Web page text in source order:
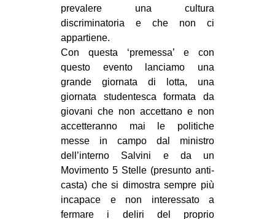
ARTE
MANIFESTI
RECENSIONI
INTERNAZIONALE
AFRICA
ESTREMO ORIENTE
EUROPA
prevalere una cultura
discriminatoria e che non ci
appartiene.
Con questa ‘premessa’ e con
questo evento lanciamo una
grande giornata di lotta, una
giornata studentesca formata da
giovani che non accettano e non
accetteranno mai le politiche
messe in campo dal ministro
dell’interno Salvini e da un
Movimento 5 Stelle (presunto anti-
casta) che si dimostra sempre più
incapace e non interessato a
fermare i deliri del proprio